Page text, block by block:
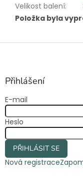
Velikost balení:
Položka byla
Z
Přihlášení
E-mail
Heslo
PŘIHLÁSIT SE
Nová registrace